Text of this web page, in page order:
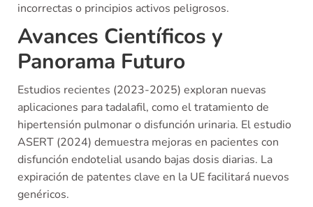
incorrectas o principios activos peligrosos.
Avances Científicos y
Panorama Futuro
Estudios recientes (2023-2025) exploran nuevas
aplicaciones para tadalafil, como el tratamiento de
hipertensión pulmonar o disfunción urinaria. El estudio
ASERT (2024) demuestra mejoras en pacientes con
disfunción endotelial usando bajas dosis diarias. La
expiración de patentes clave en la UE facilitará nuevos
genéricos.